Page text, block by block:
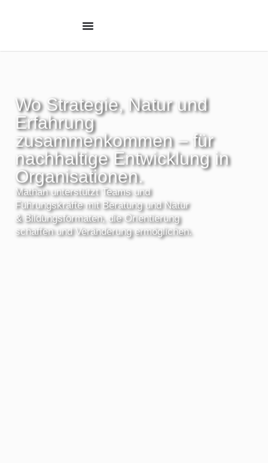
Wo Strategie, Natur und
Erfahrung
zusammenkommen – für
nachhaltige Entwicklung in
Organisationen.
Mathan unterstützt Teams und
Führungskräfte mit Beratung und Natur
& Bildungsformaten, die Orientierung
schaffen und Veränderung ermöglichen.